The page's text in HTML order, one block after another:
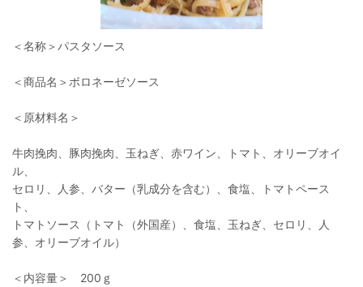
＜名称＞パスタソース
＜商品名＞ボロネーゼソース
＜原材料名＞
牛肉挽肉、豚肉挽肉、玉ねぎ、赤ワイン、トマト、オリーブオイ
ル、
セロリ、人参、バター（乳成分を含む）、食塩、トマトペース
ト、
トマトソース（トマト（外国産）、食塩、玉ねぎ、セロリ、人
参、オリーブオイル）
＜内容量＞ 200ｇ